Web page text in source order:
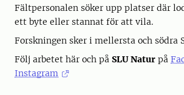
Fältpersonalen söker upp platser där
ett byte eller stannat för att vila.
Forskningen sker i mellersta och södra
Följ arbetet här och på SLU Natur på
Instagram